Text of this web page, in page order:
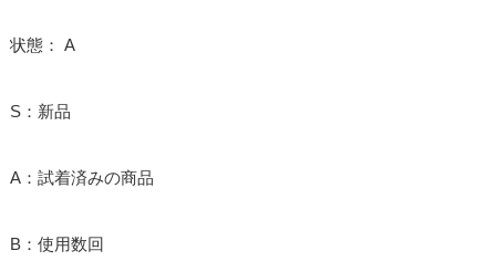
状態： A
S：新品
A：試着済みの商品
B：使用数回